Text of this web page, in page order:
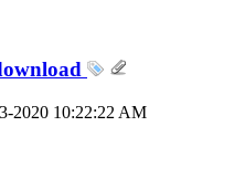
2020 10:22:22 AM